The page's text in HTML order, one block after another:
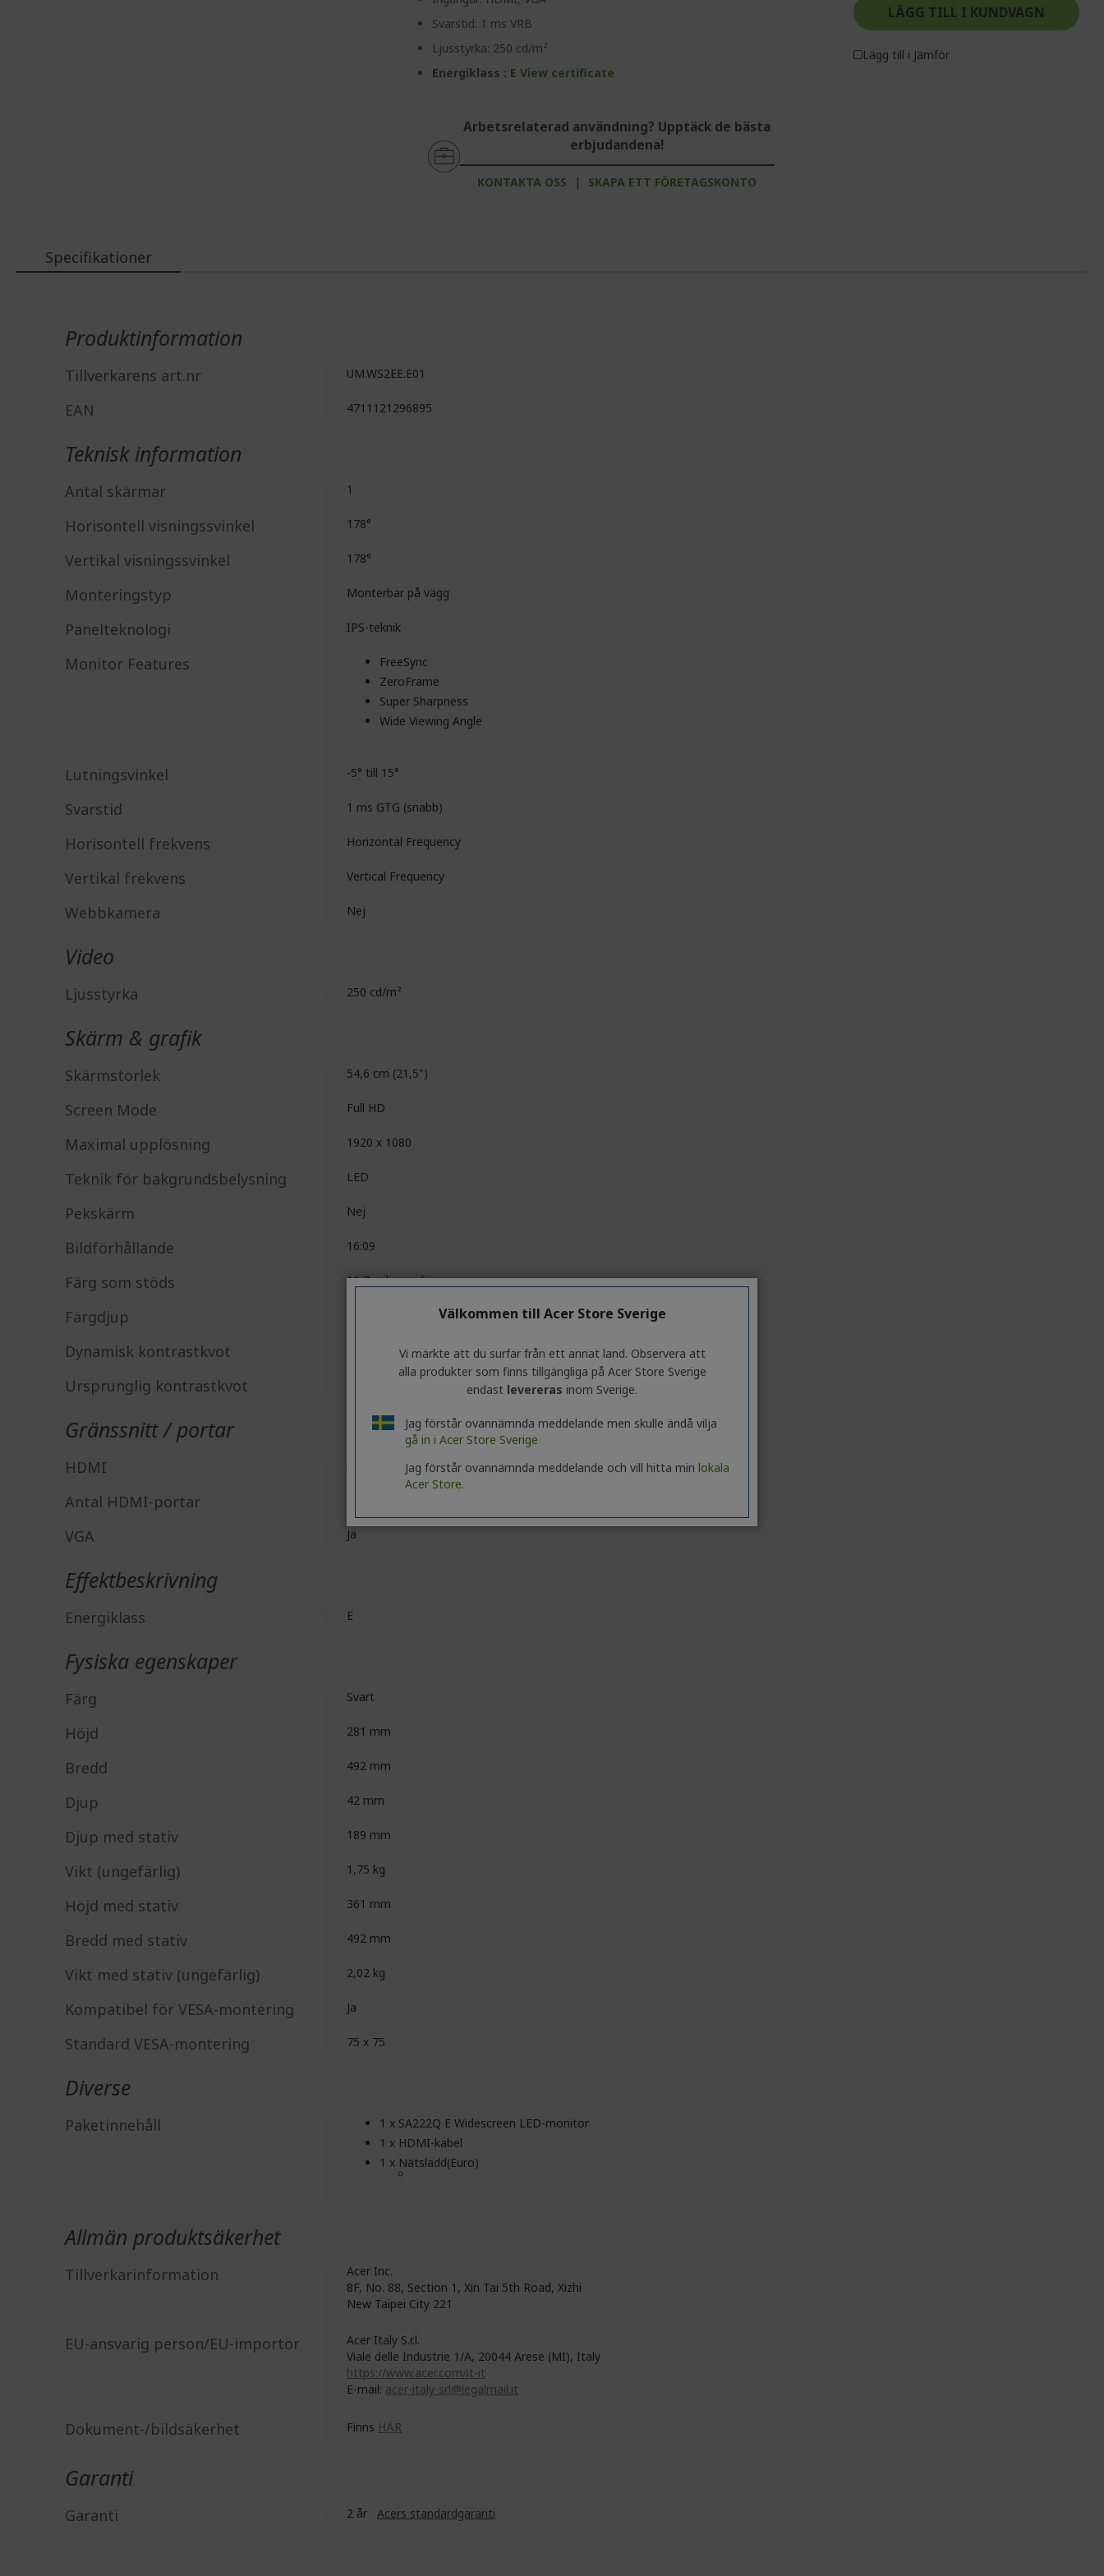
Svarstid: 1 ms VRB
Ljusstyrka: 250 cd/m²
Energiklass : EView certificate
Arbetsrelaterad användning? Upptäck de bästa
erbjudandena!
KONTAKTA OSS | SKAPA ETT FÖRETAGSKONTO
LÄGG TILL I KUNDVAGN
Lägg till i Jämför
Specifikationer
Produktinformation
Tillverkarens art.nr UM.WS2EE.E01
EAN 4711121296895
Teknisk information
Antal skärmar 1
Horisontell visningssvinkel 178°
Vertikal visningssvinkel 178°
Monteringstyp Monterbar på vägg
Panelteknologi IPS-teknik
Monitor Features
FreeSync
ZeroFrame
Super Sharpness
Wide Viewing Angle
Lutningsvinkel -5° till 15°
Svarstid 1 ms GTG (snabb)
Horisontell frekvens Horizontal Frequency
Vertikal frekvens Vertical Frequency
Webbkamera Nej
Video
Ljusstyrka 250 cd/m²
Skärm & grafik
Skärmstorlek 54,6 cm (21,5")
Screen Mode Full HD
Maximal upplösning 1920 x 1080
Teknik för bakgrundsbelysning LED
Pekskärm Nej
Bildförhållande 16:09
Färg som stöds 16,7 miljoner färger
Färgdjup
Dynamisk kontrastkvot 100,000,000:1
Ursprunglig kontrastkvot
Gränssnitt / portar
HDMI
Antal HDMI-portar
VGA Ja
Effektbeskrivning
Energiklass E
Fysiska egenskaper
Färg Svart
Höjd 281 mm
Bredd 492 mm
Djup 42 mm
Djup med stativ 189 mm
Vikt (ungefärlig) 1,75 kg
Höjd med stativ 361 mm
Bredd med stativ 492 mm
Vikt med stativ (ungefärlig) 2,02 kg
Kompatibel för VESA-montering Ja
Standard VESA-montering 75 x 75
Diverse
Paketinnehåll
1 x SA222Q E Widescreen LED-monitor
1 x HDMI-kabel
1 x Nätsladd(Euro)
Allmän produktsäkerhet
Tillverkarinformation
Acer Inc.
8F, No. 88, Section 1, Xin Tai 5th Road, Xizhi
New Taipei City 221
EU-ansvarig person/EU-importör
Acer Italy S.r.l.
Viale delle Industrie 1/A, 20044 Arese (MI), Italy
https://www.acer.com/it-it
E-mail: acer-italy-srl@legalmail.it
Dokument-/bildsäkerhet Finns HÄR
Garanti
Garanti 2 år Acers standardgaranti
Välkommen till Acer Store Sverige
Vi märkte att du surfar från ett annat land. Observera att
alla produkter som finns tillgängliga på Acer Store Sverige
endast levereras inom Sverige.
Jag förstår ovannämnda meddelande men skulle ändå vilja
gå in i Acer Store Sverige
Jag förstår ovannämnda meddelande och vill hitta min lokala
Acer Store.